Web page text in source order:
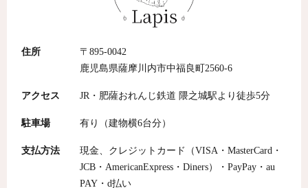
住所
〒895-0042
鹿児島県薩摩川内市中福良町2560-6
アクセス JR・肥薩おれんじ鉄道 隈之城駅より徒歩5分
駐車場 有り（建物横6台分）
支払方法
現金、クレジットカード（VISA・MasterCard・
JCB・AmericanExpress・Diners）・PayPay・au
PAY・d払い